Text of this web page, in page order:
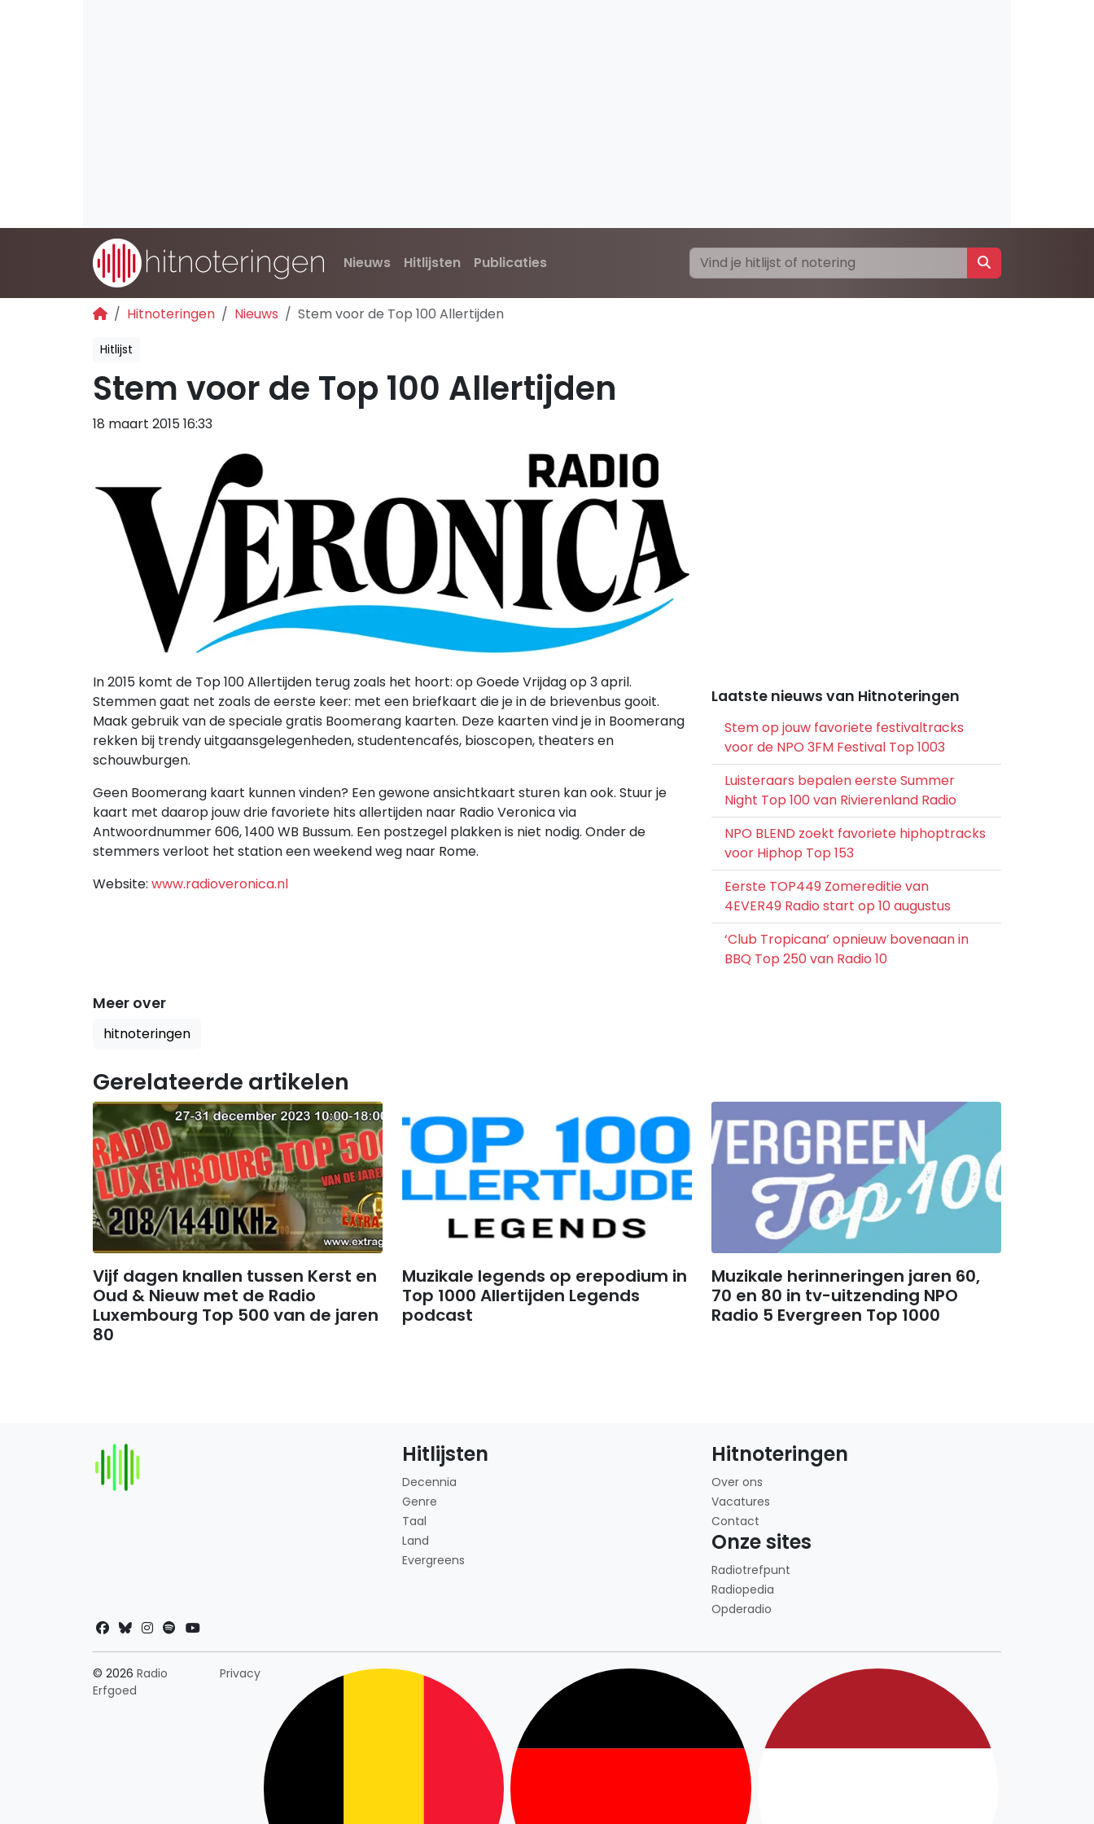
Nieuws Hitlijsten Publicaties
Hitnoteringen Nieuws Stem voor de Top 100 Allertijden
Hitlijst
Stem voor de Top 100 Allertijden
18 maart 2015 16:33
In 2015 komt de Top 100 Allertijden terug zoals het hoort: op Goede Vrijdag op 3 april.
Stemmen gaat net zoals de eerste keer: met een briefkaart die je in de brievenbus gooit.
Maak gebruik van de speciale gratis Boomerang kaarten. Deze kaarten vind je in Boomerang
rekken bij trendy uitgaansgelegenheden, studentencafés, bioscopen, theaters en
schouwburgen.
Geen Boomerang kaart kunnen vinden? Een gewone ansichtkaart sturen kan ook. Stuur je
kaart met daarop jouw drie favoriete hits allertijden naar Radio Veronica via
Antwoordnummer 606, 1400 WB Bussum. Een postzegel plakken is niet nodig. Onder de
stemmers verloot het station een weekend weg naar Rome.
Website: www.radioveronica.nl
Laatste nieuws van Hitnoteringen
Stem op jouw favoriete festivaltracks
voor de NPO 3FM Festival Top 1003
Luisteraars bepalen eerste Summer
Night Top 100 van Rivierenland Radio
NPO BLEND zoekt favoriete hiphoptracks
voor Hiphop Top 153
Eerste TOP449 Zomereditie van
4EVER49 Radio start op 10 augustus
‘Club Tropicana’ opnieuw bovenaan in
BBQ Top 250 van Radio 10
Meer over
hitnoteringen
Gerelateerde artikelen
Vijf dagen knallen tussen Kerst en
Oud & Nieuw met de Radio
Luxembourg Top 500 van de jaren
80
​​​​​​​Muzikale legends op erepodium in
Top 1000 Allertijden Legends
podcast
Muzikale herinneringen jaren 60,
70 en 80 in tv-uitzending NPO
Radio 5 Evergreen Top 1000
Hitlijsten
Decennia
Genre
Taal
Land
Evergreens
Hitnoteringen
Over ons
Vacatures
Contact
Onze sites
Radiotrefpunt
Radiopedia
Opderadio
© 2026 Radio
Erfgoed
PrivacyLandkeuze